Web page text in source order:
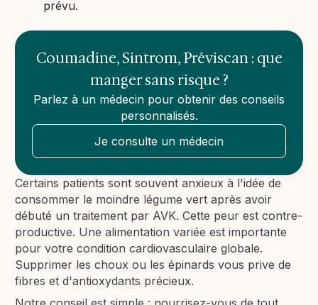
prévu.
Coumadine, Sintrom, Préviscan : que
manger sans risque ?
Parlez à un médecin pour obtenir des conseils
personnalisés.
Je consulte un médecin
Certains patients sont souvent anxieux à l'idée de
consommer le moindre légume vert après avoir
débuté un traitement par AVK. Cette peur est contre-
productive. Une alimentation variée est importante
pour votre condition cardiovasculaire globale.
Supprimer les choux ou les épinards vous prive de
fibres et d'antioxydants précieux.